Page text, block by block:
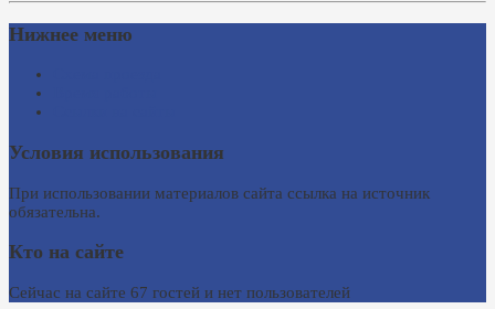
Нижнее меню
Условия использования
При использовании материалов сайта ссылка на источник
обязательна.
Кто на сайте
Сейчас на сайте 67 гостей и нет пользователей